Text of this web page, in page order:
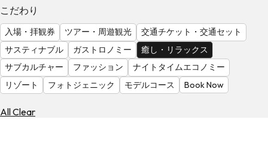
る
気
を
見
る
こだわり
入場・拝観券 ツアー・周遊観光
交通チケット・交通セット
サスティナブル
ガストロノミー
癒し・リラックス
サブカルチャー
ファッション
ナイトタイムエコノミー
リゾート
フォトジェニック モデルコース Book Now
All Clear